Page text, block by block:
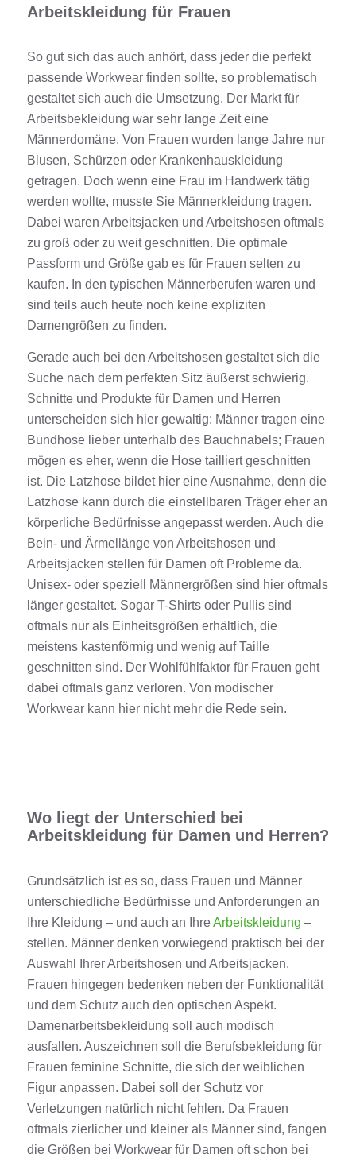
Arbeitskleidung für Frauen
So gut sich das auch anhört, dass jeder die perfekt
passende Workwear finden sollte, so problematisch
gestaltet sich auch die Umsetzung. Der Markt für
Arbeitsbekleidung war sehr lange Zeit eine
Männerdomäne. Von Frauen wurden lange Jahre nur
Blusen, Schürzen oder Krankenhauskleidung
getragen. Doch wenn eine Frau im Handwerk tätig
werden wollte, musste Sie Männerkleidung tragen.
Dabei waren Arbeitsjacken und Arbeitshosen oftmals
zu groß oder zu weit geschnitten. Die optimale
Passform und Größe gab es für Frauen selten zu
kaufen. In den typischen Männerberufen waren und
sind teils auch heute noch keine expliziten
Damengrößen zu finden.
Gerade auch bei den Arbeitshosen gestaltet sich die
Suche nach dem perfekten Sitz äußerst schwierig.
Schnitte und Produktefür Damen und Herren
unterscheiden sich hier gewaltig: Männer tragen eine
Bundhoselieber unterhalb des Bauchnabels; Frauen
mögen es eher, wenn die Hose tailliert geschnitten
ist. Die Latzhosebildet hier eine Ausnahme, denn die
Latzhosekann durch die einstellbaren Träger eher an
körperliche Bedürfnisse angepasst werden. Auch die
Bein- und Ärmellänge von Arbeitshosen und
Arbeitsjacken stellen für Damen oft Probleme da.
Unisex- oder speziell Männergrößen sind hier oftmals
länger gestaltet. Sogar T-Shirts oder Pullis sind
oftmals nur als Einheitsgrößen erhältlich, die
meistenskastenförmig und wenig auf Taille
geschnitten sind. Der Wohlfühlfaktor für Frauen geht
dabei oftmals ganz verloren. Von modischer
Workwearkann hier nicht mehr die Rede sein.
Wo liegt der Unterschied bei
Arbeitskleidung für Damen und Herren?
Grundsätzlich ist es so, dass Frauen und Männer
unterschiedliche Bedürfnisse und Anforderungen an
Ihre Kleidung – und auch an IhreArbeitskleidung –
stellen. Männer denken vorwiegend praktisch bei der
Auswahl Ihrer Arbeitshosen und Arbeitsjacken.
Frauen hingegen bedenken neben der Funktionalität
und dem Schutz auch den optischen Aspekt.
Damenarbeitsbekleidung soll auch modisch
ausfallen. Auszeichnen soll die Berufsbekleidung für
Frauen feminine Schnitte, die sich der weiblichen
Figur anpassen. Dabei soll der Schutz vor
Verletzungen natürlich nicht fehlen. Da Frauen
oftmals zierlicher und kleiner als Männer sind, fangen
die Größen bei Workwear für Damen oft schon bei